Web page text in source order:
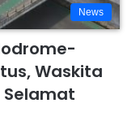
News
Waskita